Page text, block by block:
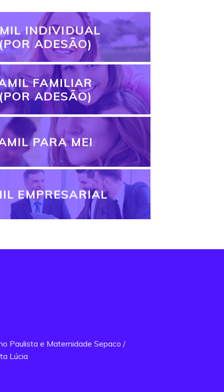
INDIVIDUAL
ADESÃO)
FAMILIAR
ADESÃO)
PARA MEI
EMPRESARIAL
Paulista e Maternidade Sepaco /
Lúcia